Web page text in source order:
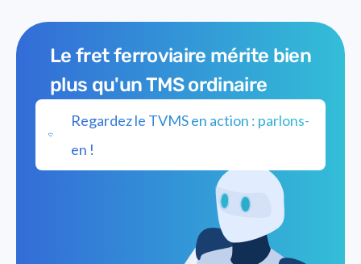
Le fret ferroviaire mérite bien
plus qu'un TMS ordinaire
Regardez le TVMS en action : parlons-
en !